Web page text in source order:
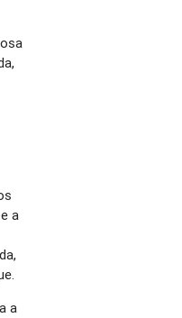
a
a